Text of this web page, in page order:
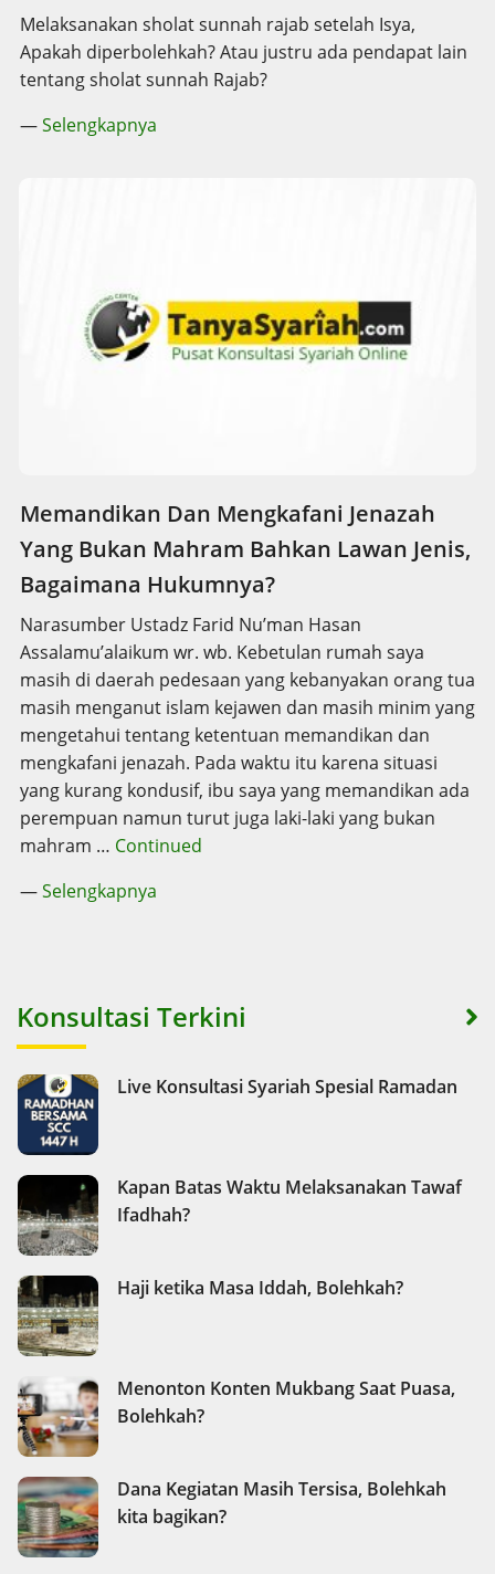
Melaksanakan sholat sunnah rajab setelah Isya,
Apakah diperbolehkah? Atau justru ada pendapat lain
tentang sholat sunnah Rajab?
—Selengkapnya
Memandikan Dan Mengkafani Jenazah
Yang Bukan Mahram Bahkan Lawan Jenis,
Bagaimana Hukumnya?
Narasumber Ustadz Farid Nu’man Hasan
Assalamu’alaikum wr. wb. Kebetulan rumah saya
masih di daerah pedesaan yang kebanyakan orang tua
masih menganut islam kejawen dan masih minim yang
mengetahui tentang ketentuan memandikan dan
mengkafani jenazah. Pada waktu itu karena situasi
yang kurang kondusif, ibu saya yang memandikan ada
perempuan namun turut juga laki-laki yang bukan
mahram … Continued
—Selengkapnya
Konsultasi Terkini
Live Konsultasi Syariah Spesial Ramadan
Kapan Batas Waktu Melaksanakan Tawaf
Ifadhah?
Haji ketika Masa Iddah, Bolehkah?
Menonton Konten Mukbang Saat Puasa,
Bolehkah?
Dana Kegiatan Masih Tersisa, Bolehkah
kita bagikan?